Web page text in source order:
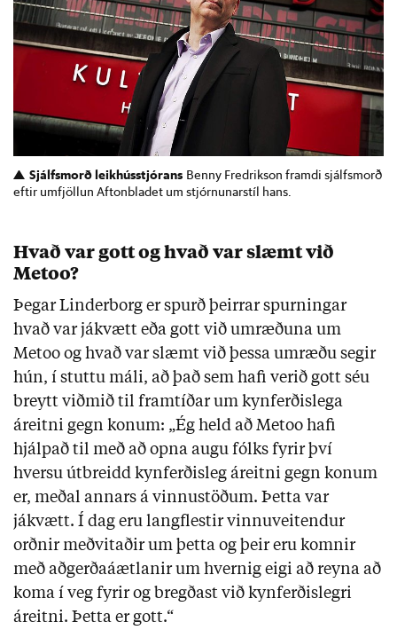
Sjálfsmorð leikhússtjórans Benny Fredrikson framdi sjálfsmorð
eftir umfjöllun Aftonbladet um stjórnunarstíl hans.
Hvað var gott og hvað var slæmt við
Metoo?
Þegar Linderborg er spurð þeirrar spurningar
hvað var jákvætt eða gott við umræðuna um
Metoo og hvað var slæmt við þessa umræðu segir
hún, í stuttu máli, að það sem hafi verið gott séu
breytt viðmið til framtíðar um kynferðislega
áreitni gegn konum: „Ég held að Metoo hafi
hjálpað til með að opna augu fólks fyrir því
hversu útbreidd kynferðisleg áreitni gegn konum
er, meðal annars á vinnustöðum. Þetta var
jákvætt. Í dag eru langflestir vinnuveitendur
orðnir meðvitaðir um þetta og þeir eru komnir
með aðgerðaáætlanir um hvernig eigi að reyna að
koma í veg fyrir og bregðast við kynferðislegri
áreitni. Þetta er gott.“